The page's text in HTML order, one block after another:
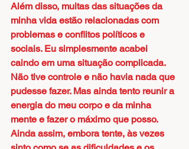
Além disso, muitas das situações da
minha vida estão relacionadas com
problemas e conflitos políticos e
sociais. Eu simplesmente acabei
caindo em uma situação complicada.
Não tive controle e não havia nada que
pudesse fazer. Mas ainda tento reunir a
energia do meu corpo e da minha
mente e fazer o máximo que posso.
Ainda assim, embora tente, às vezes